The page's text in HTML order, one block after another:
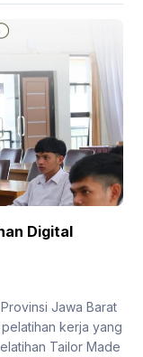
Digital
Jawa Barat
kerja yang
Tailor Made